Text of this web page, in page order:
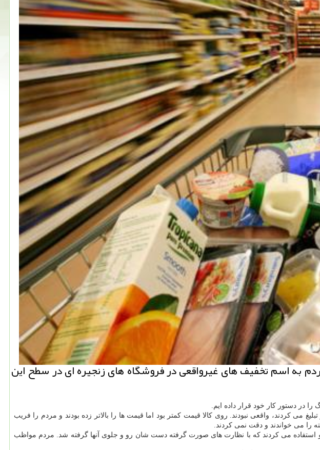
به اسم تخفیف های غیرواقعی در فروشگاه های زنجیره ای در سطح این
در دستور کار خود قرار داده ایم.
می کردند، واقعی نبودند. روی کالا قیمت کمتر بود اما قیمت ها را بالاتر زده بودند و مردم را فریب
استفاده می کردند که با نظارت های صورت گرفته دست شان رو و جلوی آنها گرفته شد. مردم مواظب